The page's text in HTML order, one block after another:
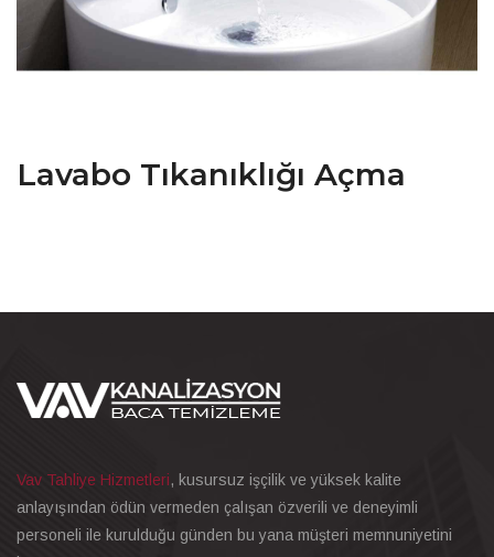
Lavabo Tıkanıklığı Açma
Vav Tahliye Hizmetleri, kusursuz işçilik ve yüksek kalite
anlayışından ödün vermeden çalışan özverili ve deneyimli
personeli ile kurulduğu günden bu yana müşteri memnuniyetini